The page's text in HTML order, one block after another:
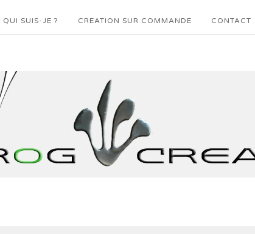
QUI SUIS-JE ? CREATION SUR COMMANDE CONTACT